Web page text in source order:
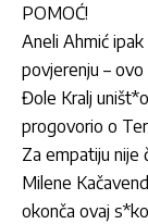
POMOĆ!
Aneli Ahmić
povjerenju – ovo
Đole Kralj
progovorio o
Za empatiju nije
Milene
okonča ovaj